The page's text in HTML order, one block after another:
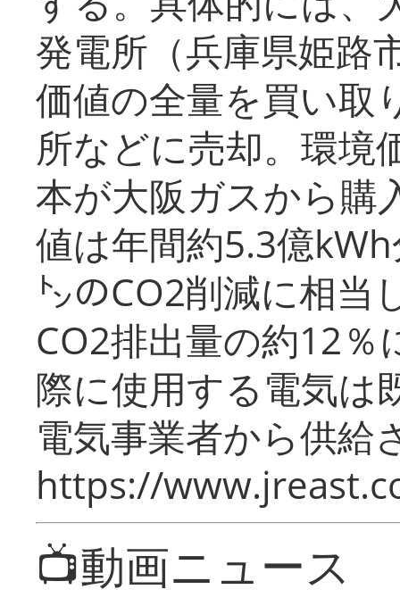
発電所（兵庫県姫路
価値の全量を買い取
所などに売却。環境
本が大阪ガスから購
値は年間約5.3億
㌧のCO2削減に相当
CO2排出量の約12％
際に使用する電気は
電気事業者から供給
https://
📺動画ニュース